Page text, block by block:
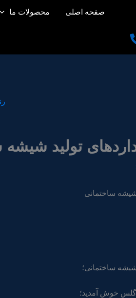
صفحه اصلی محصولات ما
تولید شیشه
شیشه ساختمانی
شیشه ساختمانی؛
گلس خوش آمدید؛